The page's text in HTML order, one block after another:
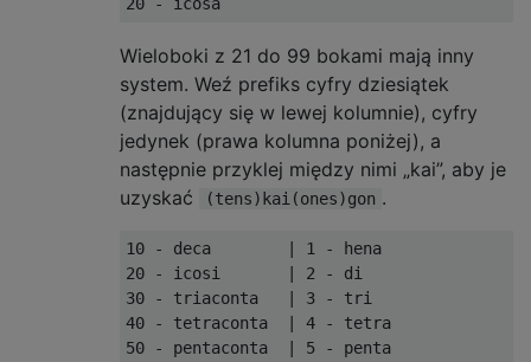
Wieloboki z 21 do 99 bokami mają inny
system. Weź prefiks cyfry dziesiątek
(znajdujący się w lewej kolumnie), cyfry
jedynek (prawa kolumna poniżej), a
następnie przyklej między nimi „kai”, aby je
uzyskać
(tens)kai(ones)gon .
10 - deca        | 1 - hena
20 - icosi       | 2 - di
30 - triaconta   | 3 - tri
40 - tetraconta  | 4 - tetra
50 - pentaconta  | 5 - penta